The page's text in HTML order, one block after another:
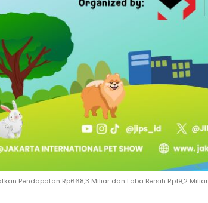
Pendapatan Rp668,3 Miliar dan Laba Bersih Rp19,2